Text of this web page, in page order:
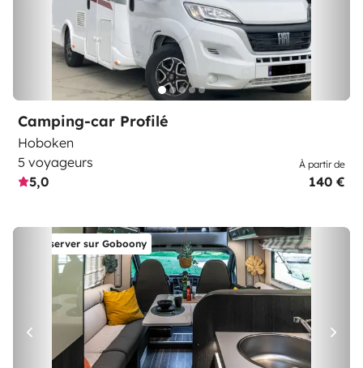
Camping-car Profilé
Hoboken
5 voyageurs
5,0
À partir de
140 €
Réserver sur Goboony